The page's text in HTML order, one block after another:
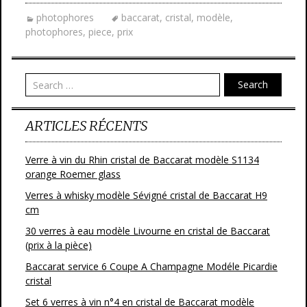
photophores baccarat, cristal, modèle,
photophores, piece, prix
Search
ARTICLES RÉCENTS
Verre à vin du Rhin cristal de Baccarat modèle S1134
orange Roemer glass
Verres à whisky modèle Sévigné cristal de Baccarat H9
cm
30 verres à eau modèle Livourne en cristal de Baccarat
(prix à la pièce)
Baccarat service 6 Coupe A Champagne Modéle Picardie
cristal
Set 6 verres à vin n°4 en cristal de Baccarat modèle